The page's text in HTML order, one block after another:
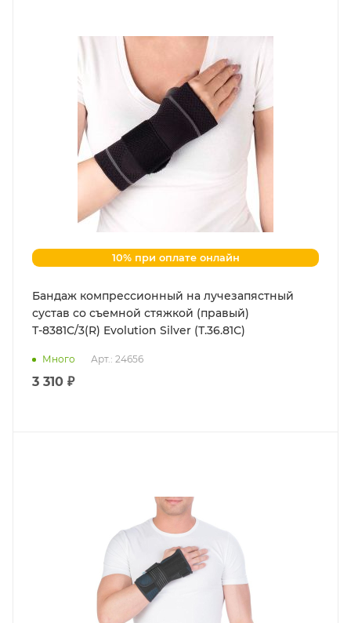
10% при оплате онлайн
Бандаж компрессионный на лучезапястный
сустав со съемной стяжкой (правый)
Т-8381С/3(R) Evolution Silver (Т.36.81С)
Много Арт.: 24656
3 310 ₽